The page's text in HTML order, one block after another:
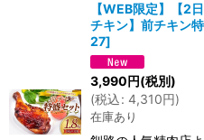
【WEB限定】【2
チキン】前チキン
27]
3,990円(税別)
(税込: 4,310円)
在庫あり